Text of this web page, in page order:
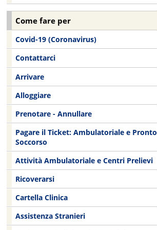
Come fare per
Covid-19 (Coronavirus)
Contattarci
Arrivare
Alloggiare
Prenotare - Annullare
Pagare il Ticket: Ambulatoriale e Pronto
Soccorso
Attività Ambulatoriale e Centri Prelievi
Ricoverarsi
Cartella Clinica
Assistenza Stranieri